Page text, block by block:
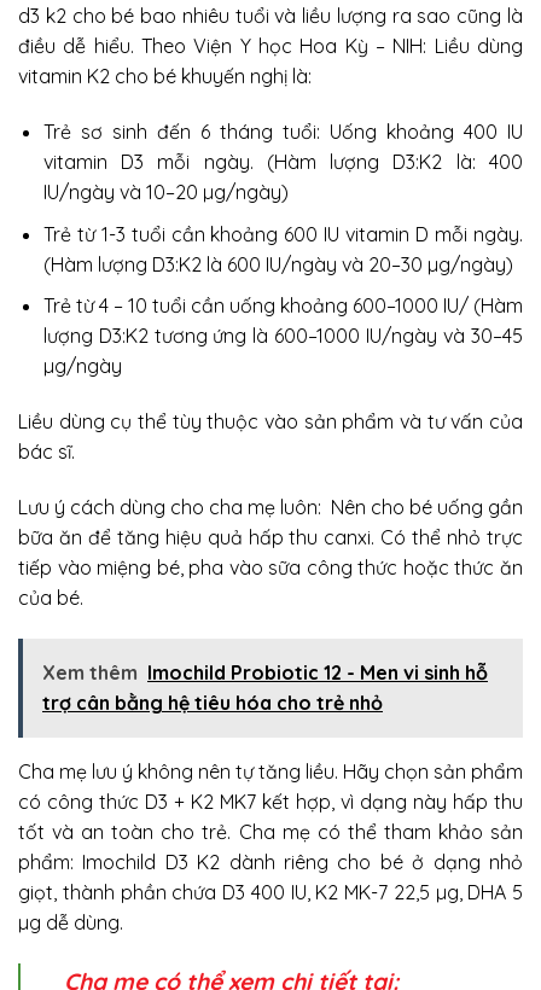
d3 k2 cho bé bao nhiêu tuổi và liều lượng ra sao cũng là
điều dễ hiểu. Theo Viện Y học Hoa Kỳ – NIH: Liều dùng
vitamin K2 cho bé khuyến nghị là:
Trẻ sơ sinh đến 6 tháng tuổi: Uống khoảng 400 IU
vitamin D3 mỗi ngày. (Hàm lượng D3:K2 là: 400
IU/ngày và 10–20 µg/ngày)
Trẻ từ 1-3 tuổi cần khoảng 600 IU vitamin D mỗi ngày.
(Hàm lượng D3:K2 là 600 IU/ngày và 20–30 µg/ngày)
Trẻ từ 4 – 10 tuổi cần uống khoảng 600–1000 IU/ (Hàm
lượng D3:K2 tương ứng là 600–1000 IU/ngày và 30–45
µg/ngày
Liều dùng cụ thể tùy thuộc vào sản phẩm và tư vấn của
bác sĩ.
Lưu ý cách dùng cho cha mẹ luôn: Nên cho bé uống gần
bữa ăn để tăng hiệu quả hấp thu canxi. Có thể nhỏ trực
tiếp vào miệng bé, pha vào sữa công thức hoặc thức ăn
của bé.
Xem thêm Imochild Probiotic 12 - Men vi sinh hỗ
trợ cân bằng hệ tiêu hóa cho trẻ nhỏ
Cha mẹ lưu ý không nên tự tăng liều. Hãy chọn sản phẩm
có công thức D3 + K2 MK7 kết hợp, vì dạng này hấp thu
tốt và an toàn cho trẻ. Cha mẹ có thể tham khảo sản
phẩm: Imochild D3 K2 dành riêng cho bé ở dạng nhỏ
giọt, thành phần chứa D3 400 IU, K2 MK-7 22,5 µg, DHA 5
µg dễ dùng.
Cha mẹ có thể xem chi tiết tại: